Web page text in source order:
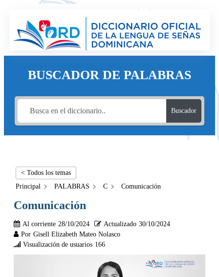
BUSCADOR DE PALABRAS
Buscador
< Todos los temas
Principal
PALABRAS C Comunicación
Comunicación
Al corriente 28/10/2024 Actualizado 30/10/2024
Por Gisell Elizabeth Mateo Nolasco
Visualización de usuarios 166